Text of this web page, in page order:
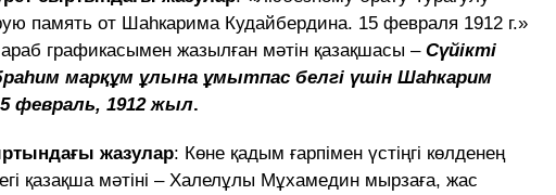
память от Шаһкарима Кудайбердина. 15 февраля 1912 г.»
графикасымен жазылған мәтін қазақшасы – Сүйікті
марқұм ұлына ұмытпас белгі үшін Шаһкарим
февраль, 1912 жыл.
жазулар: Көне қадым ғарпімен үстіңгі көлденең
қазақша мәтіні – Халелұлы Мұхамедин мырзаға, жас